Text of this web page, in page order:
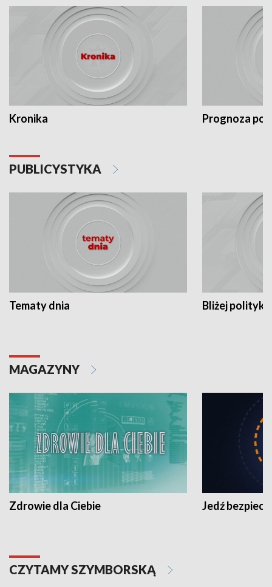
Kronika Prognoza
PUBLICYSTYKA
Tematy dnia Bliżej polityki
MAGAZYNY
Zdrowie dla Ciebie Jedź
CZYTAMY SZYMBORSKĄ